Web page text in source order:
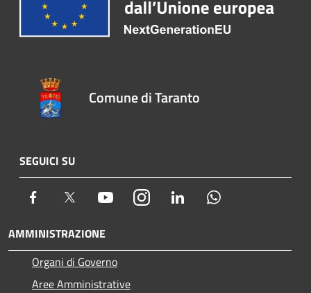
Comune di Taranto
SEGUICI SU
Facebook Twitter YoutubeInstagram LinkedIn
AMMINISTRAZIONE
Organi di Governo
Aree Amministrative